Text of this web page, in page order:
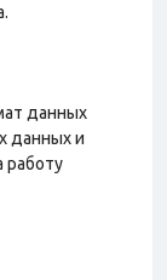
данных
данных и
работу